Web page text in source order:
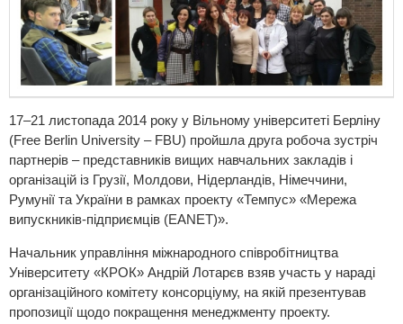
17–21 листопада 2014 року у Вільному університеті Берліну
(Free Berlin University – FBU) пройшла друга робоча зустріч
партнерів – представників вищих навчальних закладів і
організацій із Грузії, Молдови, Нідерландів, Німеччини,
Румунії та України в рамках проекту «Темпус» «Мережа
випускників-підприємців (EANET)».
Начальник управління міжнародного співробітництва
Університету «КРОК» Андрій Лотарєв взяв участь у нараді
організаційного комітету консорціуму, на якій презентував
пропозиції щодо покращення менеджменту проекту.